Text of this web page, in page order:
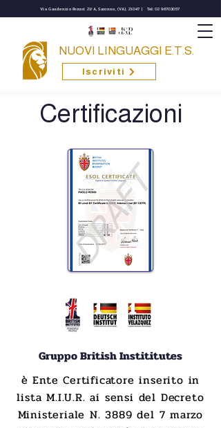
Via Gaudenzio Ferrari 21/A, Saronno, (VA), 21047 | Tel: 02 96703057
NUOVI LINGUAGGI E.T.S.
Iscriviti
Certificazioni
Gruppo British Instititutes
è Ente Certificatore inserito in
lista M.I.U.R. ai sensi del Decreto
Ministeriale N. 3889 del 7 marzo